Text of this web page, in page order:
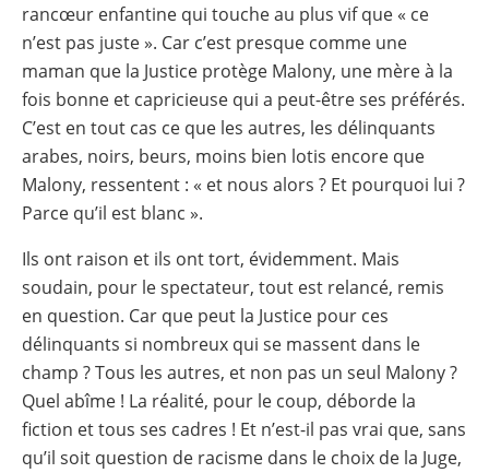
rancœur enfantine qui touche au plus vif que « ce
n’est pas juste ». Car c’est presque comme une
maman que la Justice protège Malony, une mère à la
fois bonne et capricieuse qui a peut-être ses préférés.
C’est en tout cas ce que les autres, les délinquants
arabes, noirs, beurs, moins bien lotis encore que
Malony, ressentent : « et nous alors ? Et pourquoi lui ?
Parce qu’il est blanc ».
Ils ont raison et ils ont tort, évidemment. Mais
soudain, pour le spectateur, tout est relancé, remis
en question. Car que peut la Justice pour ces
délinquants si nombreux qui se massent dans le
champ ? Tous les autres, et non pas un seul Malony ?
Quel abîme ! La réalité, pour le coup, déborde la
fiction et tous ses cadres ! Et n’est-il pas vrai que, sans
qu’il soit question de racisme dans le choix de la Juge,